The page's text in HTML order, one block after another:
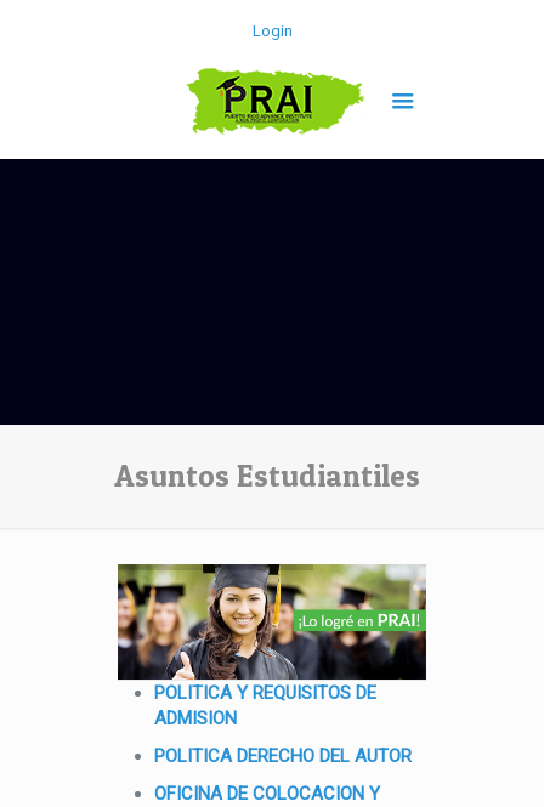
Login
Asuntos Estudiantiles
POLITICA Y REQUISITOS DE
ADMISION
POLITICA DERECHO DEL AUTOR
OFICINA DE COLOCACION Y